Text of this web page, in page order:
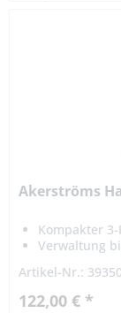
Akerströms
Kompakter
Verwaltung
Artikel-Nr.: 39350
122,00 € *